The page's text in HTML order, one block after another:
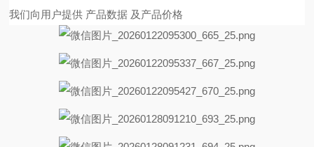
我们向用户提供 产品数据 及产品价格